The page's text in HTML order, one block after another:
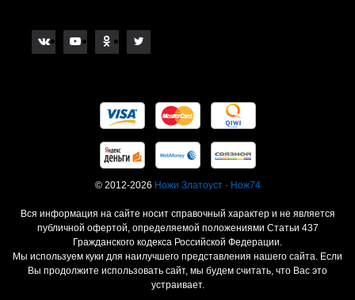
© 2012-2026 Ножи Златоуст - Нож74
Вся информация на сайте носит справочный характер и не является
публичной офертой, определяемой положениями Статьи 437
Гражданского кодекса Российской Федерации.
Мы используем куки для наилучшего представления нашего сайта. Если
Вы продолжите использовать сайт, мы будем считать, что Вас это
устраивает.